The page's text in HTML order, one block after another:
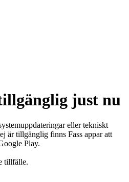
just nu
eller tekniskt
är tillgänglig finns Fass appar att
Play.
tillfälle.